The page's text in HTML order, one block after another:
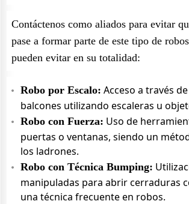
Contáctenos como aliados para evitar
pase a formar parte de este tipo de
pueden evitar en su totalidad:
Robo por Escalo: Acceso a través
balcones utilizando escaleras u
Robo con Fuerza: Uso de
puertas o ventanas, siendo un
los ladrones.
Robo con Técnica Bumping:
manipuladas para abrir cerraduras
una técnica frecuente en robos.